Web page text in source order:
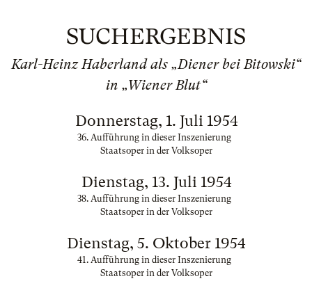
SUCHERGEBNIS
Karl-Heinz Haberland als „Diener bei Bitowski“
in „Wiener Blut“
Donnerstag, 1. Juli 1954
36. Aufführung in dieser Inszenierung
Staatsoper in der Volksoper
Dienstag, 13. Juli 1954
38. Aufführung in dieser Inszenierung
Staatsoper in der Volksoper
Dienstag, 5. Oktober 1954
41. Aufführung in dieser Inszenierung
Staatsoper in der Volksoper